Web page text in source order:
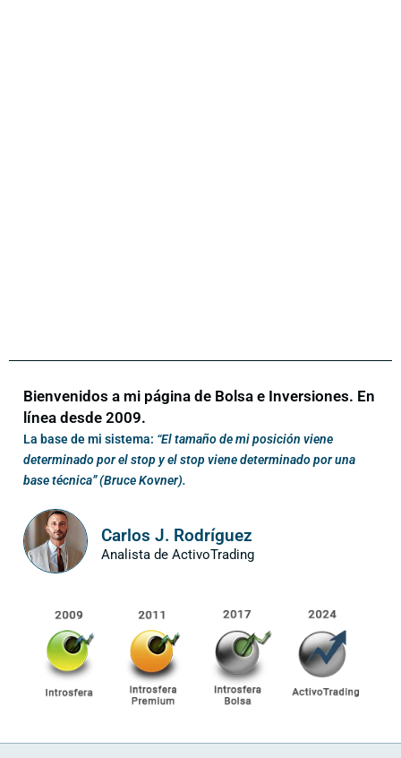
Bienvenidos a mi página de Bolsa e Inversiones. En
línea desde 2009.
La base de mi sistema: “El tamaño de mi posición viene
determinado por el stop y el stop viene determinado por una
base técnica” (Bruce Kovner).
Carlos J. Rodríguez
Analista de ActivoTrading